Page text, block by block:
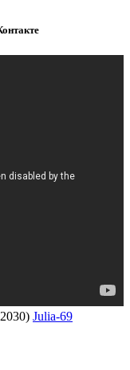
Julia-69